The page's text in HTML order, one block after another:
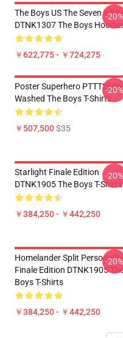
The Boys US The Seven
DTNK1307 The Boys
￥622,775 - ￥724,275
-20%
Poster Superhero PTTT2606
Washed The Boys T-Shirts
￥507,500$35
-20%
Starlight Finale Edition
DTNK1905 The Boys T-Shirts
￥384,250 - ￥442,250
-20%
Homelander Split Personality
Finale Edition DTNK1905
Boys T-Shirts
￥384,250 - ￥442,250
-20%